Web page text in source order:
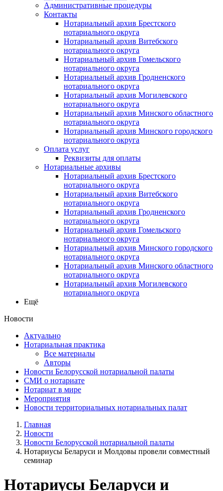
Административные процедуры
Контакты
Нотариальный архив Брестского
нотариального округа
Нотариальный архив Витебского
нотариального округа
Нотариальный архив Гомельского
нотариального округа
Нотариальный архив Гродненского
нотариального округа
Нотариальный архив Могилевского
нотариального округа
Нотариальный архив Минского областного
нотариального округа
Нотариальный архив Минского городского
нотариального округа
Оплата услуг
Реквизиты для оплаты
Нотариальные архивы
Нотариальный архив Брестского
нотариального округа
Нотариальный архив Витебского
нотариального округа
Нотариальный архив Гродненского
нотариального округа
Нотариальный архив Гомельского
нотариального округа
Нотариальный архив Минского городского
нотариального округа
Нотариальный архив Минского областного
нотариального округа
Нотариальный архив Могилевского
нотариального округа
Ещё
Новости
Актуально
Нотариальная практика
Все материалы
Авторы
Новости Белорусской нотариальной палаты
СМИ о нотариате
Нотариат в мире
Мероприятия
Новости территориальных нотариальных палат
Главная
Новости
Новости Белорусской нотариальной палаты
Нотариусы Беларуси и Молдовы провели совместный
семинар
Нотариусы Беларуси и